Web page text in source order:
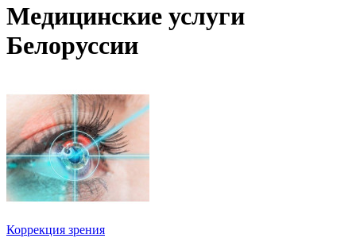
Медицинские услуги
Белоруссии
Коррекция зрения